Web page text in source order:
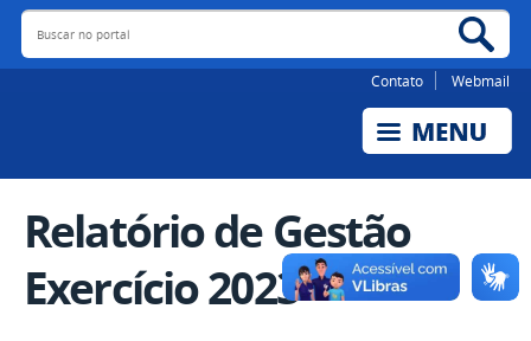
Buscar no portal
Contato Webmail
Relatório de Gestão
Exercício 2023